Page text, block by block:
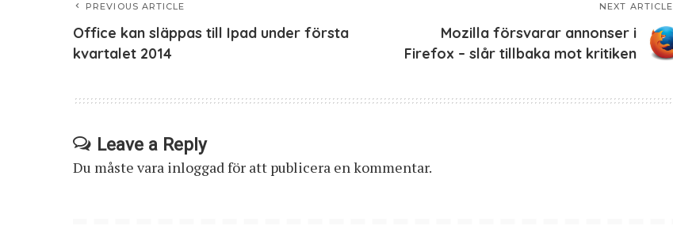
PREVIOUS ARTICLE
Office kan släppas till Ipad under första
kvartalet 2014
NEXT ARTICLE
Mozilla försvarar annonser i
Firefox – slår tillbaka mot kritiken
Leave a Reply
Du måste vara inloggadför att publicera en kommentar.